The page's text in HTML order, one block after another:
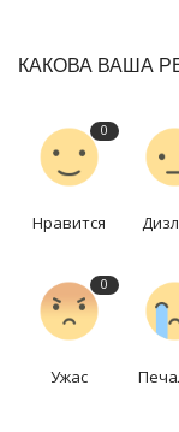
КАКОВА ВАША
0
Нравится
0
Ужас